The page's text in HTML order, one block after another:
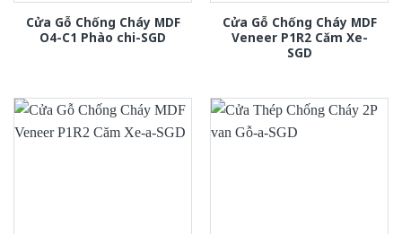
Cửa Gỗ Chống Cháy MDF
O4-C1 Phào chi-SGD
Cửa Gỗ Chống Cháy MDF
Veneer P1R2 Căm Xe-
SGD